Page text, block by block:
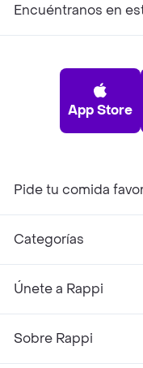
Encuéntranos en
App Store
Pide tu comida
Categorías
Únete a Rappi
Sobre Rappi